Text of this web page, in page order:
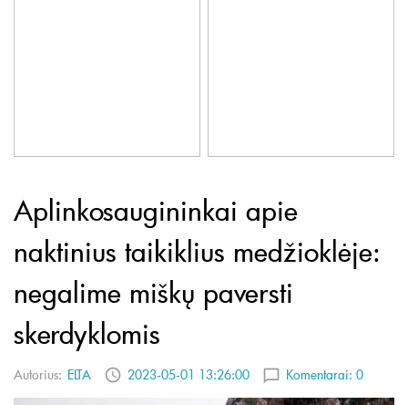
Aplinkosaugininkai apie
naktinius taikiklius medžioklėje:
negalime miškų paversti
skerdyklomis
Autorius: ELTA 2023-05-01 13:26:00 Komentarai: 0